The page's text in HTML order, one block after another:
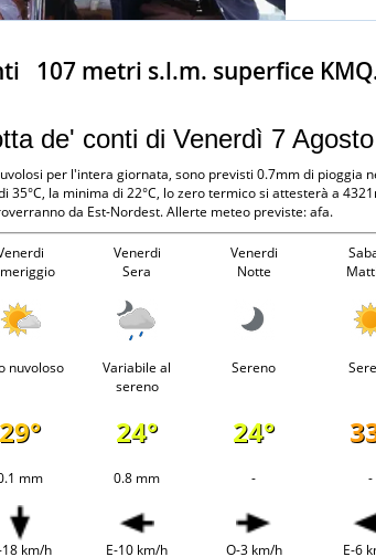
107 metri s.l.m. superfice
de' conti di Venerdì 7 Agosto
per l'intera giornata, sono previsti 0.7mm di
35°C, la minima di 22°C, lo zero termico si attesterà a
da Est-Nordest. Allerte meteo previste: afa.
Venerdi
Sera
Venerdi
Notte
nuvoloso
Variabile al
sereno
Sereno
29° 24° 24°
mm 0.8 mm - -
18 km/h E-10 km/h O-3 km/h E-6